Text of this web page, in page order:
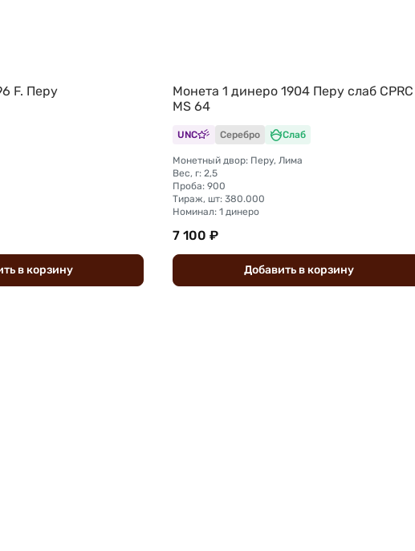
F. Перу
вкорзину
Монета 1 динеро 1904 Перу слаб CPRC
MS 64
UNC Серебро Слаб
Монетный двор: Перу, Лима
Вес, г: 2,5
Проба: 900
Тираж, шт: 380.000
Номинал: 1 динеро
7 100 ₽
Добавить вкорзину